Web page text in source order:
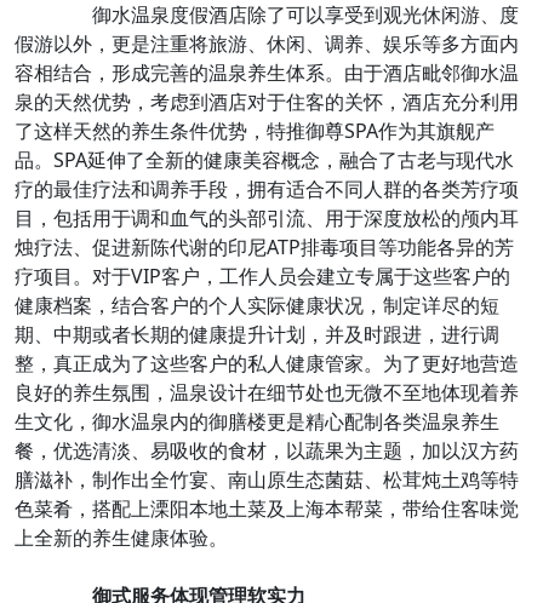
御水温泉度假酒店除了可以享受到观光休闲游、度
假游以外，更是注重将旅游、休闲、调养、娱乐等多方面内
容相结合，形成完善的温泉养生体系。由于酒店毗邻御水温
泉的天然优势，考虑到酒店对于住客的关怀，酒店充分利用
了这样天然的养生条件优势，特推御尊SPA作为其旗舰产
品。SPA延伸了全新的健康美容概念，融合了古老与现代水
疗的最佳疗法和调养手段，拥有适合不同人群的各类芳疗项
目，包括用于调和血气的头部引流、用于深度放松的颅内耳
烛疗法、促进新陈代谢的印尼ATP排毒项目等功能各异的芳
疗项目。对于VIP客户，工作人员会建立专属于这些客户的
健康档案，结合客户的个人实际健康状况，制定详尽的短
期、中期或者长期的健康提升计划，并及时跟进，进行调
整，真正成为了这些客户的私人健康管家。为了更好地营造
良好的养生氛围，温泉设计在细节处也无微不至地体现着养
生文化，御水温泉内的御膳楼更是精心配制各类温泉养生
餐，优选清淡、易吸收的食材，以蔬果为主题，加以汉方药
膳滋补，制作出全竹宴、南山原生态菌菇、松茸炖土鸡等特
色菜肴，搭配上溧阳本地土菜及上海本帮菜，带给住客味觉
上全新的养生健康体验。
御式服务体现管理软实力